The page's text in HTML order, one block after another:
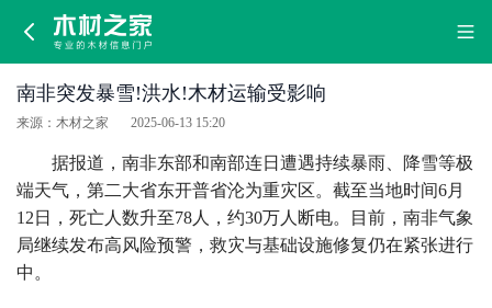
南
非
突
暴
雪!
南非突发暴雪!洪水!木材运输受影响
来源：木材之家 2025-06-13 15:20
据报道，南非东部和南部连日遭遇持续暴雨、降雪等极
端天气，第二大省东开普省沦为重灾区。截至当地时间6月
12日，死亡人数升至78人，约30万人断电。目前，南非气象
局继续发布高风险预警，救灾与基础设施修复仍在紧张进行
中。